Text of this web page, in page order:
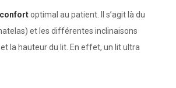
confortoptimal au patient. Il s’agit là du
et les différentes inclinaisons
la hauteur du lit. En effet, un lit ultra